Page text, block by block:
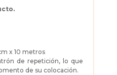
x 10 metros
de repetición, lo que
de su colocación.